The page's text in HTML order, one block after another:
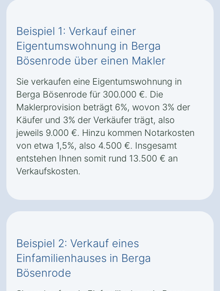
Beispiel 1: Verkauf einer
Eigentumswohnung in Berga
Bösenrode über einen Makler
Sie verkaufen eine Eigentumswohnung in
Berga Bösenrode für 300.000 €. Die
Maklerprovision beträgt 6%, wovon 3% der
Käufer und 3% der Verkäufer trägt, also
jeweils 9.000 €. Hinzu kommen Notarkosten
von etwa 1,5%, also 4.500 €. Insgesamt
entstehen Ihnen somit rund 13.500 € an
Verkaufskosten.
Beispiel 2: Verkauf eines
Einfamilienhauses in Berga
Bösenrode